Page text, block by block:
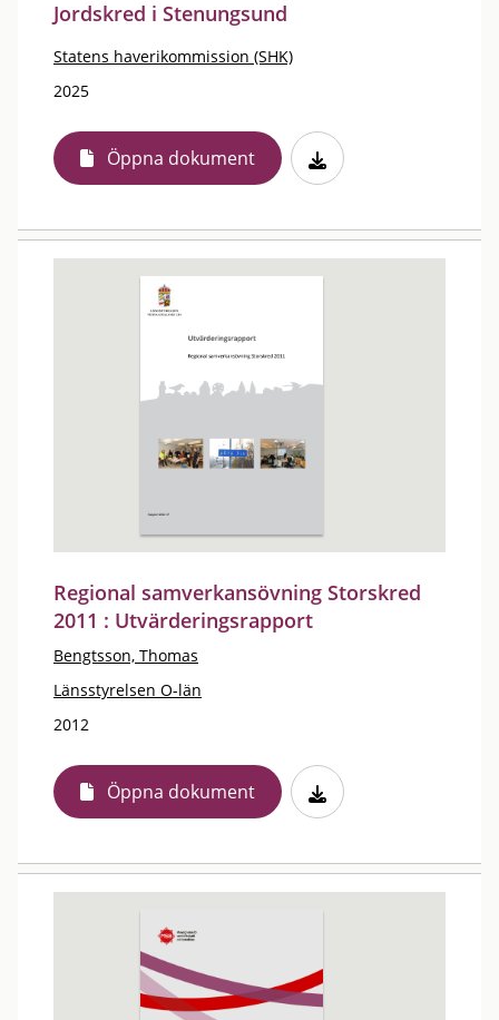
Jordskred i Stenungsund
Statens haverikommission (SHK)
2025
Öppna dokument
Regional samverkansövning Storskred
2011 : Utvärderingsrapport
Bengtsson, Thomas
Länsstyrelsen O-län
2012
Öppna dokument